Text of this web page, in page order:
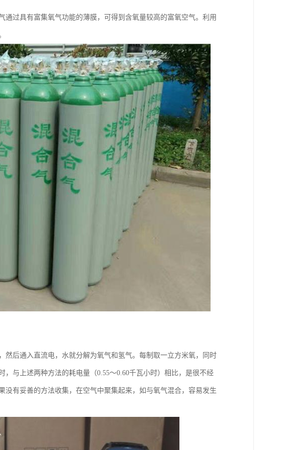
过具有富集氧气功能的薄膜，可得到含氧量较高的富氧空气。利用
后通入直流电，水就分解为氧气和氢气。每制取一立方米氧，同时
与上述两种方法的耗电量（0.55～0.60千瓦小时）相比，是很不经
有妥善的方法收集，在空气中聚集起来，如与氧气混合，容易发生